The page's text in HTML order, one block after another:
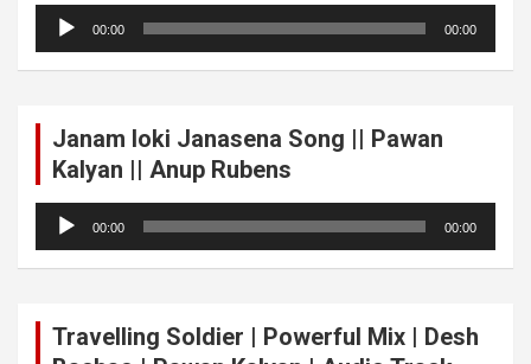
Audio
Player
00:00 00:00
Janam loki Janasena Song || Pawan
Kalyan || Anup Rubens
Audio
Player
00:00 00:00
Travelling Soldier | Powerful Mix | Desh